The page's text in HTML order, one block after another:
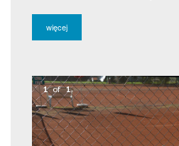
GALERIAwięcej
1 of 1